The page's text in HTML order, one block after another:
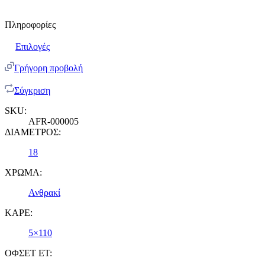
Πληροφορίες
Επιλογές
Γρήγορη προβολή
Σύγκριση
SKU:
AFR-000005
ΔΙΑΜΕΤΡΟΣ:
18
ΧΡΩΜΑ:
Ανθρακί
ΚΑΡΕ:
5×110
ΟΦΣΕΤ ET: